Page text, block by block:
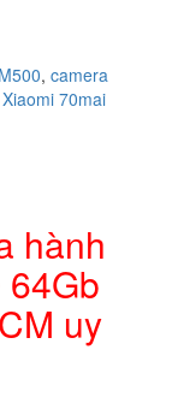
, camera
70mai
hành
uy